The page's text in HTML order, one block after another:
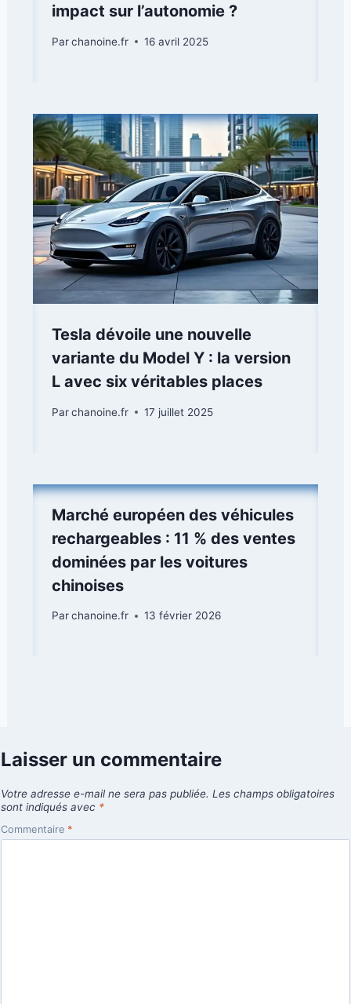
impact sur l’autonomie ?
Parchanoine.fr 16 avril 2025
Tesla dévoile une nouvelle
variante du Model Y : la version
L avec six véritables places
Parchanoine.fr 17 juillet 2025
Marché européen des véhicules
rechargeables : 11 % des ventes
dominées par les voitures
chinoises
Parchanoine.fr 13 février 2026
Laisser un commentaire
Votre adresse e-mail ne sera pas publiée. Les champs obligatoires
sont indiqués avec *
Commentaire *